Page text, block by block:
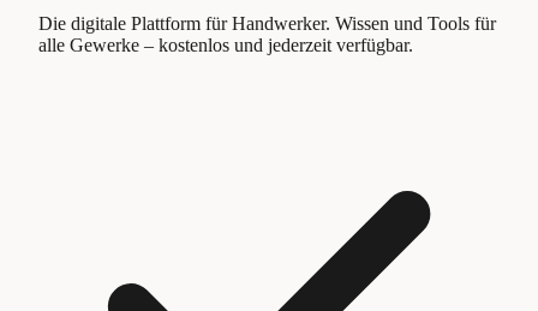
Die digitale Plattform für Handwerker. Wissen und Tools für
alle Gewerke – kostenlos und jederzeit verfügbar.